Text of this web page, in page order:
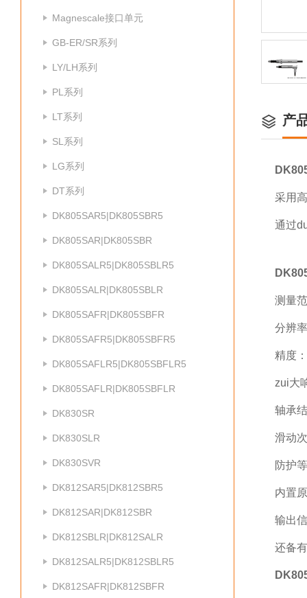
Magnescale接口单元
GB-ER/SR系列
LY/LH系列
PL系列
LT系列
SL系列
LG系列
DT系列
DK805SAR5|DK805SBR5
DK805SAR|DK805SBR
DK805SALR5|DK805SBLR5
DK805SALR|DK805SBLR
DK805SAFR|DK805SBFR
DK805SAFR5|DK805SBFR5
DK805SAFLR5|DK805SBFLR5
DK805SAFLR|DK805SBFLR
DK830SR
DK830SLR
DK830SVR
DK812SAR5|DK812SBR5
DK812SAR|DK812SBR
DK812SBLR|DK812SALR
DK812SALR5|DK812SBLR5
DK812SAFR|DK812SBFR
产
采用
通过
测量
分辨
精度
zui大
轴承
滑动
防护
内置
输出
还备